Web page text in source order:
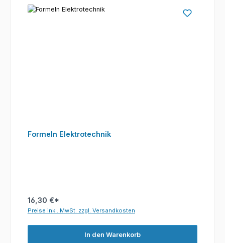
Formeln Elektrotechnik
16,30 €*
Preise inkl. MwSt. zzgl. Versandkosten
In den Warenkorb